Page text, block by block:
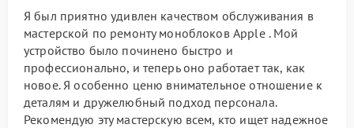
Я был приятно удивлен качеством обслуживания в
мастерской по ремонту моноблоков Apple . Мой
устройство было починено быстро и
профессионально, и теперь оно работает так, как
новое. Я особенно ценю внимательное отношение к
деталям и дружелюбный подход персонала.
Рекомендую эту мастерскую всем, кто ищет надежное